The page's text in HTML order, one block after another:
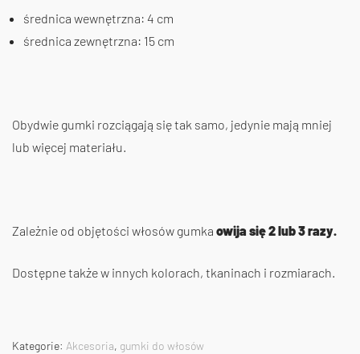
średnica wewnętrzna: 4 cm
średnica zewnętrzna: 15 cm
Obydwie gumki rozciągają się tak samo, jedynie mają mniej
lub więcej materiału.
Zależnie od objętości włosów gumka owija się 2 lub 3 razy.
Dostępne także w innych kolorach, tkaninach i rozmiarach.
Kategorie: Akcesoria, gumki do włosów